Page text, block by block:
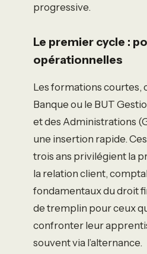
progressive.
Le premier cycle :
opérationnelles
Les formations courtes,
Banque ou le BUT
et des Administrations
une insertion rapide.
trois ans privilégient la
la relation client,
fondamentaux du droit
de tremplin pour ceux
confronter leur
souvent via l’alternance.